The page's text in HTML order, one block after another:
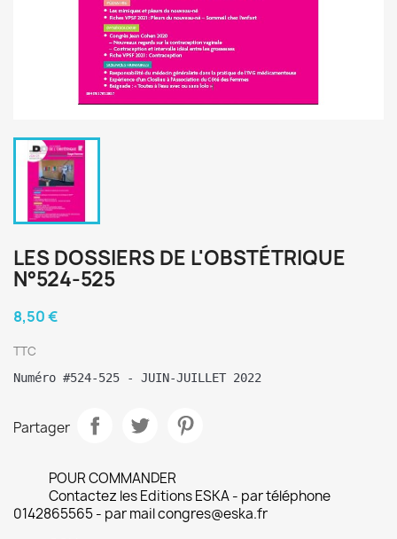
LES DOSSIERS DE L'OBSTÉTRIQUE
N°524-525
8,50 €
TTC
Numéro #524-525 - JUIN-JUILLET 2022
Partager
POUR COMMANDER
Contactez les Editions ESKA - par téléphone
0142865565 - par mail congres@eska.fr